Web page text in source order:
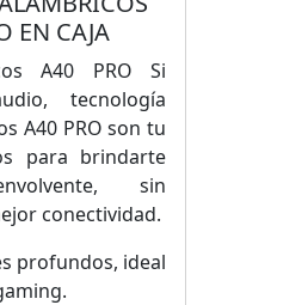
EN CAJA
A40 PRO Si
tecnología
A40 PRO son tu
para brindarte
sin
conectividad.
profundos, ideal